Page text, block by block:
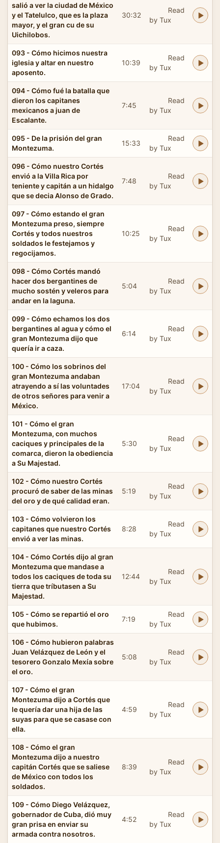
salió a ver la ciudad de México
y el Tatelulco, que es la plaza
mayor, y el gran cu de su
Uichilobos.
30:32
Read
by Tux
093 - Cómo hicimos nuestra
iglesia y altar en nuestro
aposento.
10:39
Read
by Tux
094 - Cómo fué la batalla que
dieron los capitanes
mexicanos a juan de
Escalante.
7:45
Read
by Tux
095 - De la prisión del gran
Montezuma.
15:33
Read
by Tux
096 - Cómo nuestro Cortés
envió a la Villa Rica por
teniente y capitán a un hidalgo
que se decia Alonso de Grado.
7:48
Read
by Tux
097 - Cómo estando el gran
Montezuma preso, siempre
Cortés y todos nuestros
soldados le festejamos y
regocijamos.
10:25
Read
by Tux
098 - Cómo Cortés mandó
hacer dos bergantines de
mucho sostén y veleros para
andar en la laguna.
5:04
Read
by Tux
099 - Cómo echamos los dos
bergantines al agua y cómo el
gran Montezuma dijo que
quería ir a caza.
6:14
Read
by Tux
100 - Cómo los sobrinos del
gran Montezuma andaban
atrayendo a sí las voluntades
de otros señores para venir a
México.
17:04
Read
by Tux
101 - Cómo el gran
Montezuma, con muchos
caciques y principales de la
comarca, dieron la obediencia
a Su Majestad.
5:30
Read
by Tux
102 - Cómo nuestro Cortés
procuró de saber de las minas
del oro y de qué calidad eran.
5:19
Read
by Tux
103 - Cómo volvieron los
capitanes que nuestro Cortés
envió a ver las minas.
8:28
Read
by Tux
104 - Cómo Cortés dijo al gran
Montezuma que mandase a
todos los caciques de toda su
tierra que tríbutasen a Su
Majestad.
12:44
Read
by Tux
105 - Cómo se repartió el oro
que hubimos.
7:19
Read
by Tux
106 - Cómo hubieron palabras
Juan Velázquez de León y el
tesorero Gonzalo Mexía sobre
el oro.
5:08
Read
by Tux
107 - Cómo el gran
Montezuma dijo a Cortés que
le quería dar una hija de las
suyas para que se casase con
ella.
4:59
Read
by Tux
108 - Cómo el gran
Montezuma dijo a nuestro
capitán Cortés que se saliese
de México con todos los
soldados.
8:39
Read
by Tux
109 - Cómo Diego Velázquez,
gobernador de Cuba, dió muy
gran prisa en enviar su
armada contra nosotros.
4:52
Read
by Tux